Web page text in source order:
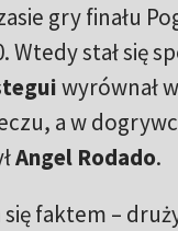
gry finału
Wtedy stał się
wyrównał
a w
Angel Rodado.
się faktem –